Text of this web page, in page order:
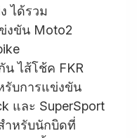
ได้รวม
งขัน Moto2
น ไส้โช้ค FKR
รับการแข่งขัน
และ SuperSport
ำหรับนักบิดที่